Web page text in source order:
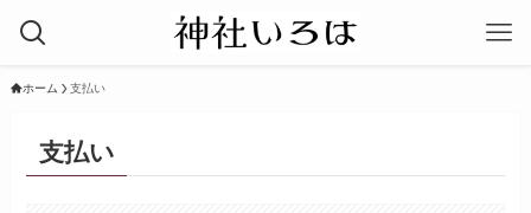
ホーム 支払い
支払い